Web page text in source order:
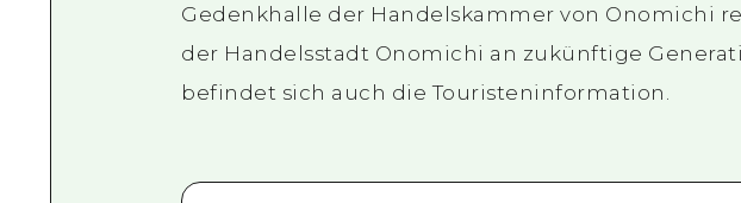
Gedenkhalle der Handelskammer von Onomichi
der Handelsstadt Onomichi an zukünftige
befindet sich auch die Touristeninformation.